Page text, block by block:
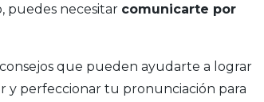
puedes necesitar comunicarte por
que pueden ayudarte a lograr
y perfeccionar tu pronunciación para